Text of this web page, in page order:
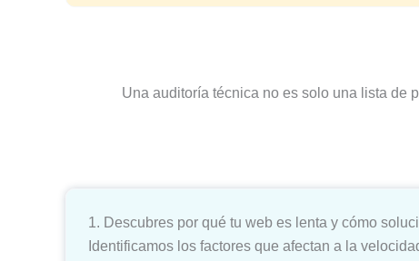
Una auditoría técnica no es solo una lista de
1. Descubres por qué tu web es lenta y cómo
Identificamos los factores que afectan a la